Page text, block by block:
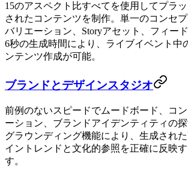
15のアスペクト比すべてを使用してプラ
されたコンテンツを制作。単一のコンセ
バリエーション、Storyアセット、フィー
6秒の生成時間により、ライブイベント中
ンテンツ作成が可能。
ブランドとデザインスタジオ
前例のないスピードでムードボード、コ
ーション、ブランドアイデンティティの探
グラウンディング機能により、生成され
イントレンドと文化的参照を正確に反映
す。